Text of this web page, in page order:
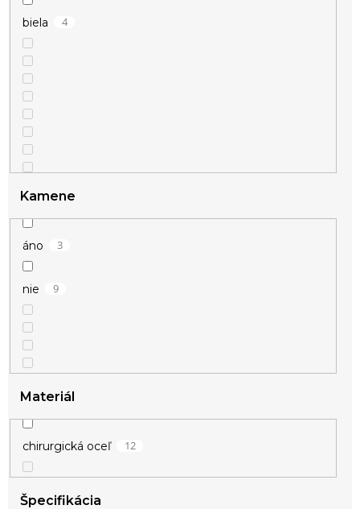
biela 4
strieborná
zlatá
Kamene
áno 3
nie 9
Materiál
chirurgická oceľ 12
Špecifikácia